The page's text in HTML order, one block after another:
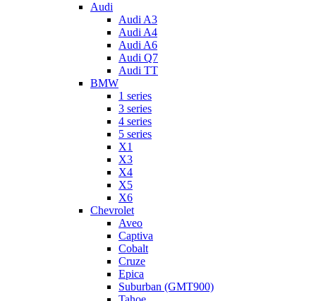
Audi
Audi A3
Audi A4
Audi A6
Audi Q7
Audi TT
BMW
1 series
3 series
4 series
5 series
X1
X3
X4
X5
X6
Chevrolet
Aveo
Captiva
Cobalt
Cruze
Epica
Suburban (GMT900)